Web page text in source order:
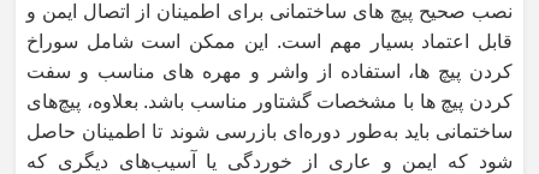
نصب صحیح پیچ های ساختمانی برای اطمینان از اتصال ایمن و
قابل اعتماد بسیار مهم است. این ممکن است شامل سوراخ
کردن پیچ ها، استفاده از واشر و مهره های مناسب و سفت
کردن پیچ ها با مشخصات گشتاور مناسب باشد. بعلاوه، پیچ‌های
ساختمانی باید به‌طور دوره‌ای بازرسی شوند تا اطمینان حاصل
شود که ایمن و عاری از خوردگی یا آسیب‌های دیگری که